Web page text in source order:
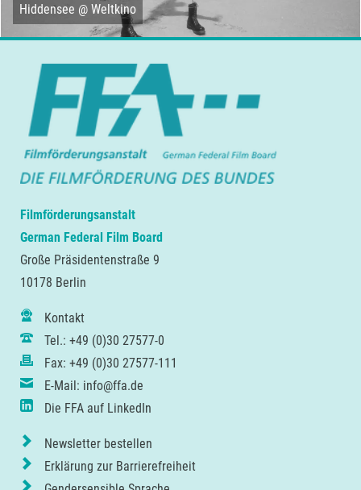
Hiddensee @ Weltkino
Filmförderungsanstalt
German Federal Film Board
Große Präsidentenstraße 9
10178 Berlin
Kontakt
Tel.: +49 (0)30 27577-0
Fax: +49 (0)30 27577-111
E-Mail: info@ffa.de
Die FFA auf LinkedIn
Newsletter bestellen
Erklärung zur Barrierefreiheit